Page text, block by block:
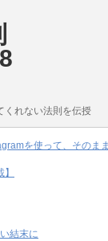
くれない法則を伝授
を使って、そのま
結末に